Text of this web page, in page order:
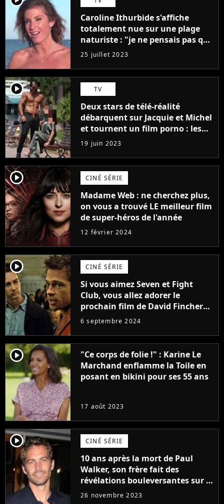
Caroline Ithurbide s'affiche
totalement nue sur une plage
naturiste : "je ne pensais pas que
j'arriverais à le faire..."
25 juillet 2023
player2 TV
Deux stars de télé-réalité
débarquent sur Jacquie et Michel
et tournent un film porno : les
premières images du tournage
(exclu)
19 juin 2023
player2 CINÉ SÉRIE
Madame Web : ne cherchez plus,
on vous a trouvé LE meilleur film
de super-héros de l'année
12 février 2024
player2 CINÉ SÉRIE
Si vous aimez Seven et Fight
Club, vous allez adorer le
prochain film de David Fincher
avec lequel il se réinvente
complètement
6 septembre 2024
player2
"Ce corps de folie !" : Karine Le
Marchand enflamme la Toile en
posant en bikini pour ses 55 ans
17 août 2023
player2 CINÉ SÉRIE
10 ans après la mort de Paul
Walker, son frère fait des
révélations bouleversantes sur la
réaction des acteurs de Fast and
26 novembre 2023